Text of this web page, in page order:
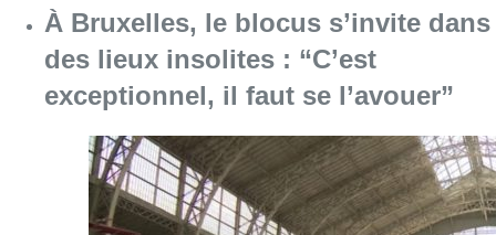
06 août 2026Consulter l'article "À Bruxelles, le blocus